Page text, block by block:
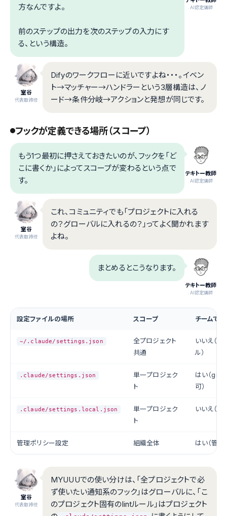
.AI認定講師
方なんですよ。
前のステップの出力を次のステップの入力にす
る、という構造。
室谷
代表取締役
Difyのワークフローに近いですよね・・・。イベン
ト→マッチャー→ハンドラーという3層構造は、ノ
ード→条件分岐→アクションと発想が同じです。
フックが定義できる場所（スコープ）
テキトー教師
.AI認定講師
もう1つ最初に押さえておきたいのが、フックを「ど
こに書くか」によってスコープが変わるという点で
す。
室谷
代表取締役
これ、コミュニティでも「プロジェクトに入れる
の？グローバルに入れるの？」ってよく聞かれます
よね。
テキトー教師
.AI認定講師
まとめるとこうなります。
設定ファイルの場所 スコープ チームで
~/.claude/settings.json
全プロジェクト
共通
いいえ（
ル）
.claude/settings.json
単一プロジェク
ト
はい（gitに
可）
.claude/settings.local.json
単一プロジェク
ト
いいえ（
管理ポリシー設定 組織全体 はい（管
室谷
代表取締役
MYUUUでの使い分けは、「全プロジェクトで必
ず使いたい通知系のフック」はグローバルに、「こ
のプロジェクト固有のlintルール」はプロジェクト